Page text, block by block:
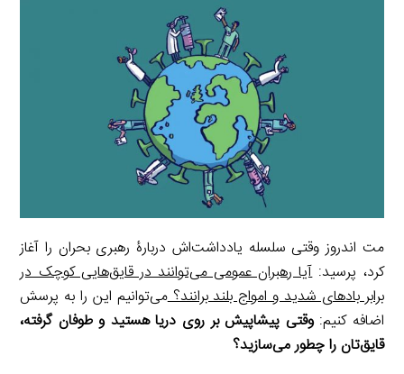
L
e
مت اندروز وقتی سلسله یادداشت‌اش دربارۀ رهبری بحران را آغاز
کرد، پرسید:آیا رهبران عمومی می‌توانند در قایق‌هایی کوچک در
برابر بادهای شدید و امواج بلند برانند؟می‌توانیم این را به پرسش
اضافه کنیم:وقتی پیشاپیش بر روی دریا هستید و طوفان گرفته،
قایق‌تان را چطور می‌سازید؟